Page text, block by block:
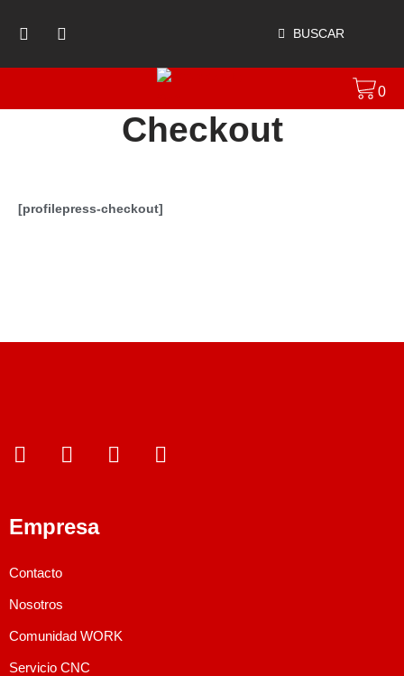
BUSCAR
0
Checkout
[profilepress-checkout]
Empresa
Contacto
Nosotros
Comunidad WORK
Servicio CNC
¿Qué estás
buscando?